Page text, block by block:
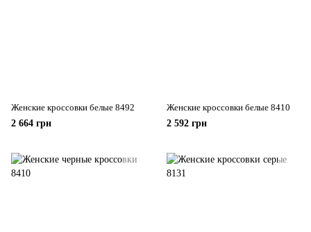
Женские кроссовки белые 8492
2 664 грн
Женские кроссовки белые 8410
2 592 грн